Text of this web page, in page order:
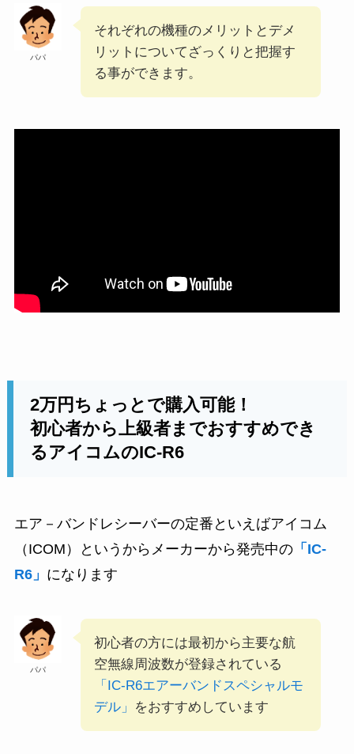
パパ
それぞれの機種のメリットとデメ
リットについてざっくりと把握す
る事ができます。
2万円ちょっとで購入可能！
初心者から上級者までおすすめでき
るアイコムのIC-R6
エア－バンドレシーバーの定番といえばアイコム
（ICOM）というからメーカーから発売中の「IC-
R6」 になります
パパ
初心者の方には最初から主要な航
空無線周波数が登録されている
「IC-R6エアーバンドスペシャルモ
デル」
をおすすめしています